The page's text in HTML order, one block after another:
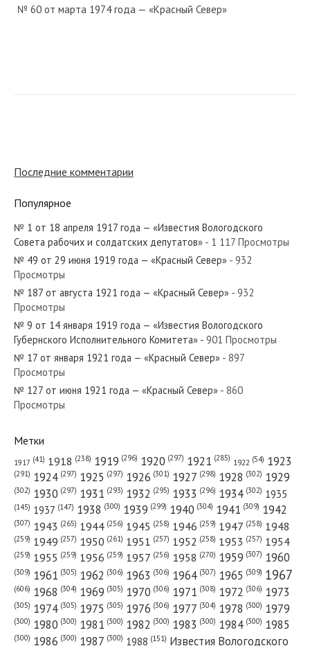
№ 60 от марта 1974 года — «Красный Север»
№ 232 от октября 1967 года — «Красный Север»
№ 186 от августа 1934 года — «Красный Север»
№ 194 от сентября 1954 года — «Красный Север»
№ 162 от июля 1962 года — «Красный Север»
№ 210 от сентября 1970 года — «Красный Север»
Последние комментарии
Популярное
№ 1 от 18 апреля 1917 года — «Известия Вологодского
Совета рабочих и солдатских депутатов» - 1 117 Просмотры
№ 49 от 29 июня 1919 года — «Красный Север» - 932
Просмотры
№ 187 от августа 1921 года — «Красный Север» - 932
Просмотры
№ 9 от 14 января 1919 года — «Известия Вологодского
Губернского Исполнительного Комитета» - 901 Просмотры
№ 17 от января 1921 года — «Красный Север» - 897
Просмотры
№ 127 от июня 1921 года — «Красный Север» - 860
Просмотры
Метки
1917 (41) 1918 (238) 1919 (296) 1920 (297) 1921 (285) 1922 (54) 1923
(291) 1924 (297) 1925 (297) 1926 (301) 1927 (298) 1928 (302) 1929
(302) 1930 (297) 1931 (293) 1932 (295) 1933 (296) 1934 (302) 1935
(145) 1937 (147) 1938 (300) 1939 (299) 1940 (304) 1941 (309) 1942
(307) 1943 (265) 1944 (256) 1945 (258) 1946 (259) 1947 (258) 1948
(259) 1949 (257) 1950 (261) 1951 (257) 1952 (258) 1953 (257) 1954
(259) 1955 (259) 1956 (259) 1957 (256) 1958 (270) 1959 (307) 1960
(309) 1961 (305) 1962 (306) 1963 (306) 1964 (307) 1965 (309) 1967
(606) 1968 (304) 1969 (305) 1970 (306) 1971 (308) 1972 (306) 1973
(305) 1974 (305) 1975 (305) 1976 (306) 1977 (304) 1978 (300) 1979
(300) 1980 (300) 1981 (300) 1982 (300) 1983 (300) 1984 (300) 1985
(300) 1986 (300) 1987 (300) 1988 (151) Известия Вологодского